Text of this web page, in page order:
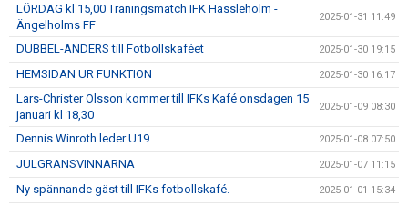
LÖRDAG kl 15,00 Träningsmatch IFK Hässleholm -
Ängelholms FF
2025-01-31 11:49
DUBBEL-ANDERS till Fotbollskaféet 2025-01-30 19:15
HEMSIDAN UR FUNKTION 2025-01-30 16:17
Lars-Christer Olsson kommer till IFKs Kafé onsdagen 15
januari kl 18,30
2025-01-09 08:30
Dennis Winroth leder U19 2025-01-08 07:50
JULGRANSVINNARNA 2025-01-07 11:15
Ny spännande gäst till IFKs fotbollskafé. 2025-01-01 15:34